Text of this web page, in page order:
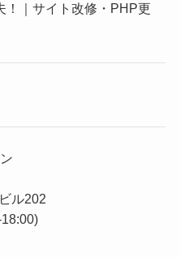
！｜サイト改修・PHP更
ル202